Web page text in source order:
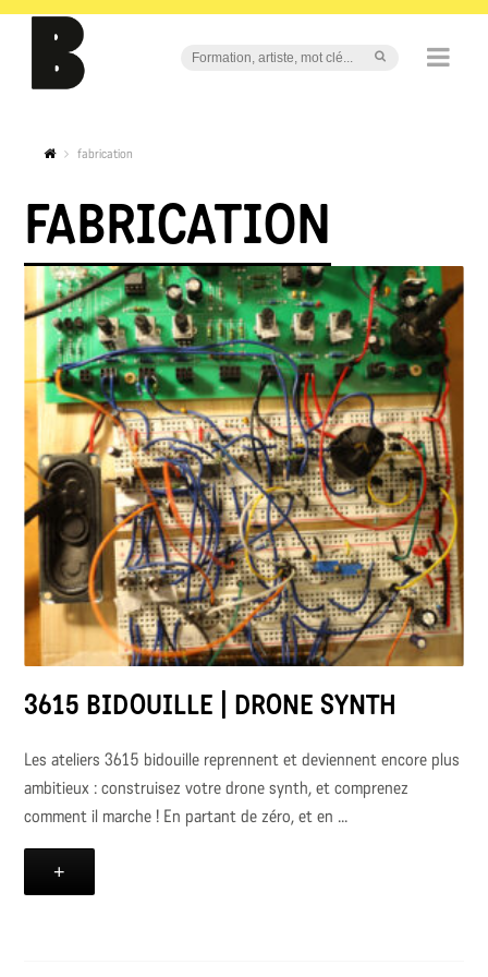
fabrication
FABRICATION
3615 BIDOUILLE | DRONE SYNTH
Les ateliers 3615 bidouille reprennent et deviennent encore plus
ambitieux : construisez votre drone synth, et comprenez
comment il marche ! En partant de zéro, et en ...
+